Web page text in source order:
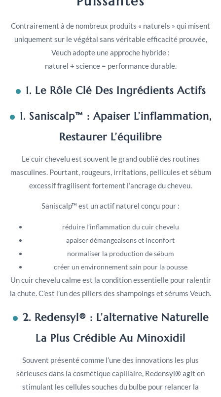
Contrairement à de nombreux produits « naturels » qui misent
uniquement sur le végétal sans véritable efficacité prouvée,
Veuch adopte une approche hybride :
naturel + science = performance durable.
1. Le Rôle Clé Des Ingrédients Actifs
1. Saniscalp™ : Apaiser L’inflammation,
Restaurer L’équilibre
Le cuir chevelu est souvent le grand oublié des routines
masculines. Pourtant, rougeurs, irritations, pellicules et sébum
excessif fragilisent fortement l’ancrage du cheveu.
Saniscalp™ est un actif naturel conçu pour :
réduire l’inflammation du cuir chevelu
apaiser démangeaisons et inconfort
normaliser la production de sébum
créer un environnement sain pour la pousse
Un cuir chevelu calme est la condition essentielle pour ralentir
la chute. C’est l’un des piliers des shampoings et sérums Veuch.
2. Redensyl® : L’alternative Naturelle
La Plus Crédible Au Minoxidil
Souvent présenté comme l’une des innovations les plus
sérieuses dans la cosmétique capillaire, Redensyl® agit en
stimulant les cellules souches du bulbe pour relancer la